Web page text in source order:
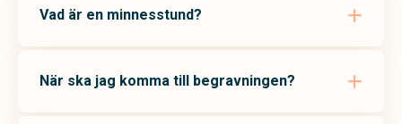
Vad är en minnesstund?
När ska jag komma till begravningen?